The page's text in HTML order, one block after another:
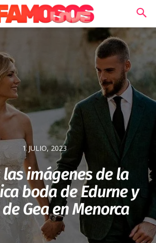
1 JULIO, 2023
las imágenes de la
boda de Edurne y
Gea en Menorca